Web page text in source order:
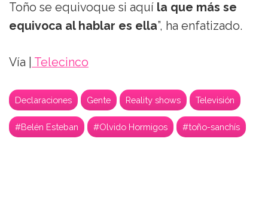
Toño se equivoque si aquí la que más se
equivoca al hablar es ella”, ha enfatizado.
Vía | Telecinco
Declaraciones Gente Reality shows Televisión
#Belén Esteban #Olvido Hormigos #toño-sanchís